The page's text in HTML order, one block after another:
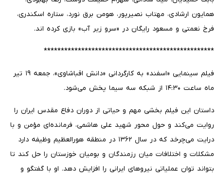
همایون ارشادی، مهتاب نصیرپور، هومن برق نورد، ستاره اسکندری،
فرخ نعمتی و مسعود رایگان در «سرو زیر آب» بازی کرده اند.
**************************************************
فیلم سینمایی «اسفند» به کارگردانی «دانش اقباشاوی»، جمعه ۱۹ تیر
ماه ساعت ۱۴:۳۰ از شبکه سه سیما پخش می‌شود.
داستان این فیلم بخشی مهم و حیاتی از دوران دفاع مقدس ایران را
روایت می‌کند و حول محور شهید علی هاشمی، فرمانده‌ای مؤمن و با
درایت می‌چرخد که در سال ۱۳۶۲ در منطقه هورالعظیم وظیفه دارد
مشکلات و اختلافات میان رزمندگان و بومیان خوزستان را حل کند تا
بتواند توان عملیاتی نیروهای ایرانی را افزایش دهد. او با گفتگو و